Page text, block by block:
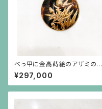
べっ甲に金高蒔絵のアザミのブ
ローチ
¥297,000